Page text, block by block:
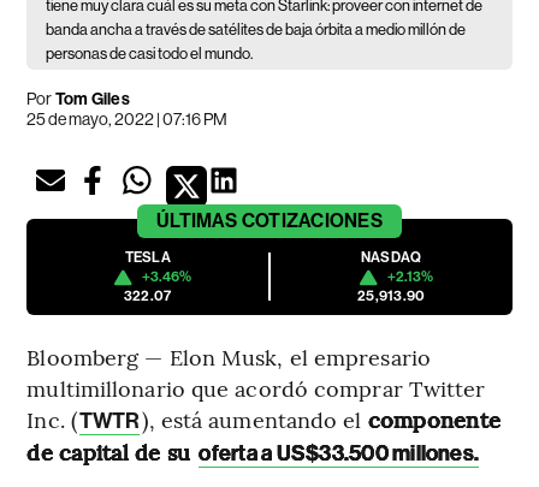
tiene muy clara cuál es su meta con Starlink: proveer con internet de
banda ancha a través de satélites de baja órbita a medio millón de
personas de casi todo el mundo.
PorTom Giles
25 de mayo, 2022 | 07:16 PM
ÚLTIMAS COTIZACIONES
TESLA
+3.46%
322.07
NASDAQ
+2.13%
25,913.90
Bloomberg — Elon Musk, el empresario
multimillonario que acordó comprar Twitter
Inc. (TWTR), está aumentando el componente
de capital de su oferta a US$33.500 millones.